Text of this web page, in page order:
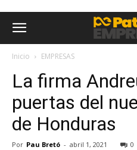
Inicio EMPRESAS
La firma
puertas del
de Honduras
Por Pau Bretó - abril 1, 2021 0